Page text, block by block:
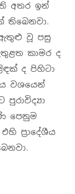
අතර ඉන්
තිබෙනවා.
වූ පසු
කාමර ද
ද පිහිටා
වශයෙන්
පෙනුම
ප්‍රාදේශීය